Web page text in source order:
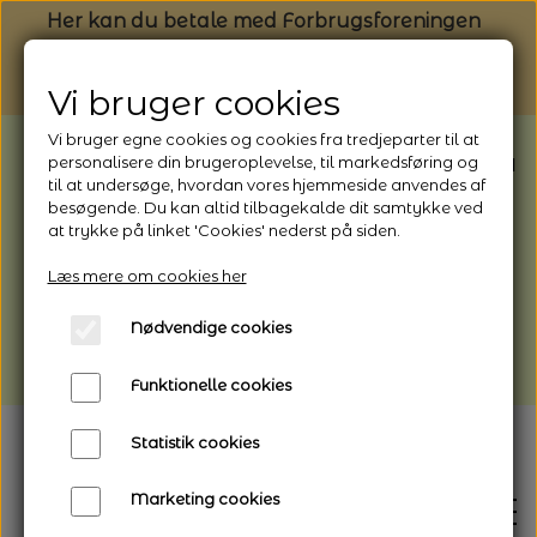
Her kan du betale med Forbrugsforeningen
BEMÆRK: Butikken har ferielukket* fra
1/8 - 9/8 - 2026
*Webshoppen er åben og sender hele
afhentning
Vi gør opmærksom på, at der kan være lidt
længere leveringstid
Vi bruger cookies
Vi bruger egne cookies og cookies fra tredjeparter til at
personalisere din brugeroplevelse, til markedsføring og
til at undersøge, hvordan vores hjemmeside anvendes af
besøgende. Du kan altid tilbagekalde dit samtykke ved
at trykke på linket 'Cookies' nederst på siden.
Læs mere om cookies her
Nødvendige cookies
Funktionelle cookies
Statistik cookies
Marketing cookies